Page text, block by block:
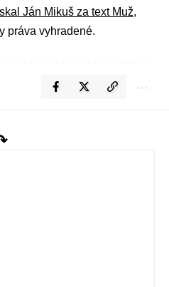
Ján Mikuš za text Muž,
práva vyhradené.